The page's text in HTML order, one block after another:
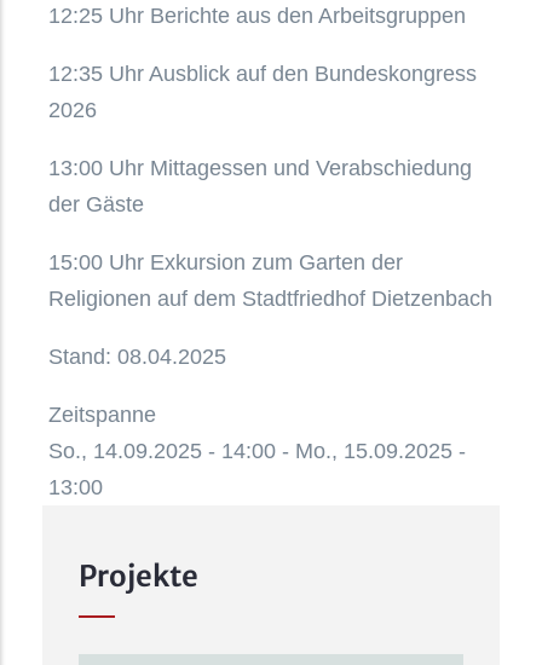
12:25 Uhr Berichte aus den Arbeitsgruppen
12:35 Uhr Ausblick auf den Bundeskongress
2026
13:00 Uhr Mittagessen und Verabschiedung
der Gäste
15:00 Uhr Exkursion zum Garten der
Religionen auf dem Stadtfriedhof Dietzenbach
Stand: 08.04.2025
Zeitspanne
So., 14.09.2025 - 14:00 - Mo., 15.09.2025 -
13:00
Projekte